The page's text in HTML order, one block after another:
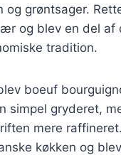
og grøntsager.
og blev en del af
tradition.
boeuf
simpel gryderet,
mere
køkken og